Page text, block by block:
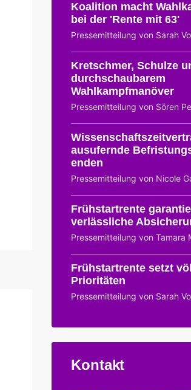
Koalition macht
bei der 'Rente mit 63'
Pressemitteilung von Sarah
Kretschmer, Schulze
durchschaubarem
Wahlkampfmanöver
Pressemitteilung von Sören
ausufernde
enden
Pressemitteilung von Nicole
Frühstartrente
verlässliche
Pressemitteilung von Tamara
Frühstartrente setzt
Prioritäten
Pressemitteilung von Sarah
Kontakt